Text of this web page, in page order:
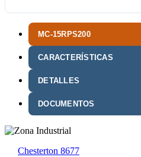
MC-15RPS200
CARACTERÍSTICAS
DETALLES
DOCUMENTOS
Chesterton 8677